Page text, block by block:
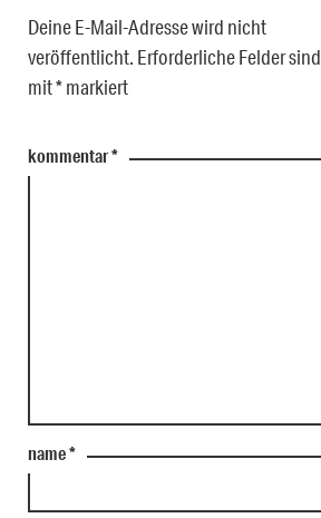
Deine E-Mail-Adresse wird nicht
veröffentlicht. Erforderliche Felder sind
mit*markiert
kommentar*
name*